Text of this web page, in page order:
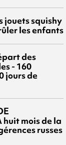
jouets squishy
les enfants
des
- 160
jours de
huit mois de la
russes